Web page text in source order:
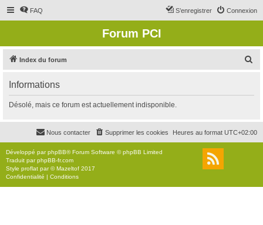
FAQ Connexion
S’enregistrer
Forum PCI
Index du forum
r
c
r
Informations
Désolé, mais ce forum est actuellement indisponible.
Heures au format UTC+02:00
Supprimer les cookies
Nous contacter
Développé parphpBB® Forum Software © phpBB Limited
Traduit parphpBB-fr.com
Style proflat par ©Mazeltof 2017
Confidentialité | Conditions